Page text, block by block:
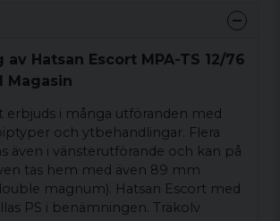
Hatsan Escort MPA-TS 12/76
Magasin
erbjuds i många utföranden med
och ytbehandlingar. Flera
även i vänsterutförande och kan på
tas hem med även 89 mm
magnum). Hatsan Escort med
PS i benämningen. Träkolv